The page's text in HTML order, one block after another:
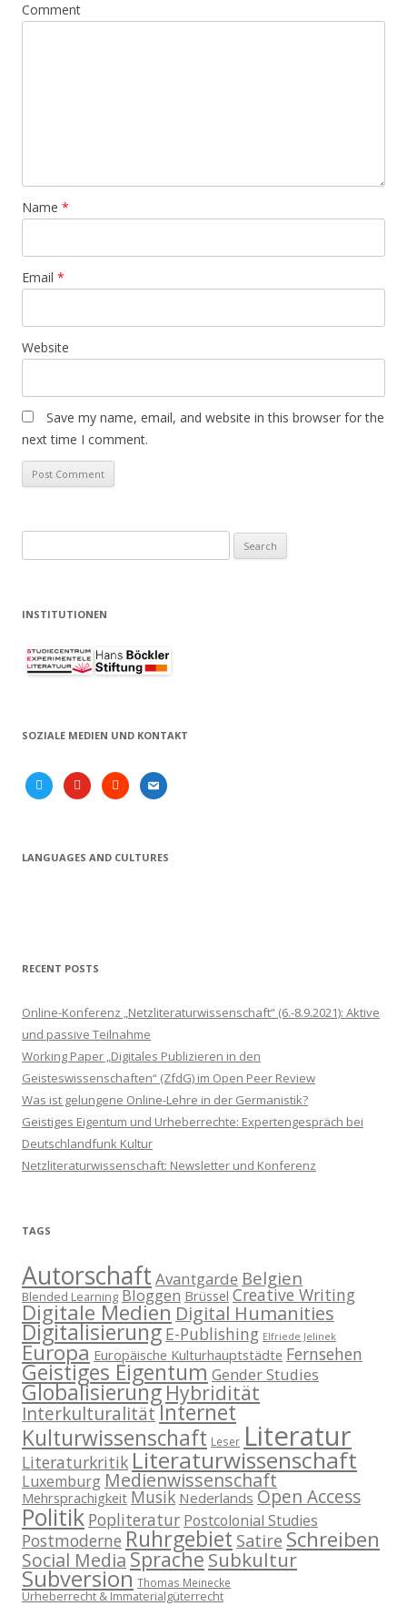
Comment
Name *
Email *
Website
Save my name, email, and website in this browser for the
next time I comment.
for:
INSTITUTIONEN
SOZIALE MEDIEN UND KONTAKT
twitter youtubesoundcloud
email
LANGUAGES AND CULTURES
RECENT POSTS
Online-Konferenz „Netzliteraturwissenschaft“ (6.-8.9.2021): Aktive
und passive Teilnahme
Working Paper „Digitales Publizieren in den
Geisteswissenschaften“ (ZfdG) im Open Peer Review
Was ist gelungene Online-Lehre in der Germanistik?
Geistiges Eigentum und Urheberrechte: Expertengespräch bei
Deutschlandfunk Kultur
Netzliteraturwissenschaft: Newsletter und Konferenz
TAGS
Autorschaft Avantgarde Belgien
Blended Learning Bloggen Brüssel Creative Writing
Digitale Medien Digital Humanities
Digitalisierung E-Publishing Elfriede Jelinek
Europa Europäische Kulturhauptstädte Fernsehen
Geistiges Eigentum Gender Studies
GlobalisierungHybridität
InterkulturalitätInternet
Kulturwissenschaft Leser Literatur
LiteraturkritikLiteraturwissenschaft
Luxemburg Medienwissenschaft
Mehrsprachigkeit Musik Nederlands Open Access
Politik Popliteratur Postcolonial Studies
Postmoderne Ruhrgebiet Satire Schreiben
Social MediaSpracheSubkultur
Subversion Thomas Meinecke
Urheberrecht & Immaterialgüterrecht